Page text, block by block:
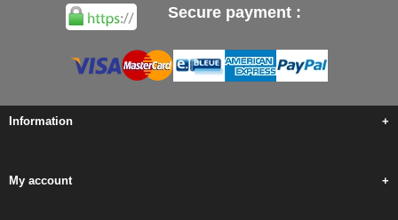
Secure payment :
Information +
My account +